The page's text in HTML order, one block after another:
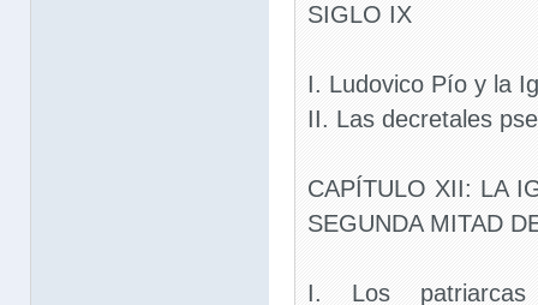
SIGLO IX
I. Ludovico Pío y la
II. Las decretales
CAPÍTULO XII: LA
SEGUNDA MITAD
I. Los